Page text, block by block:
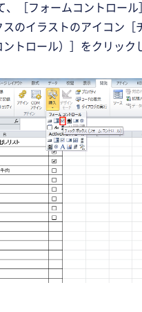
、［フォームコントロー
スのイラストのアイコン［
ントロール）］をクリック